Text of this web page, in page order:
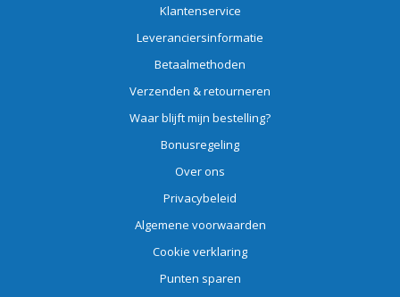
Klantenservice
Leveranciersinformatie
Betaalmethoden
Verzenden & retourneren
Waar blijft mijn bestelling?
Bonusregeling
Over ons
Privacybeleid
Algemene voorwaarden
Cookie verklaring
Punten sparen